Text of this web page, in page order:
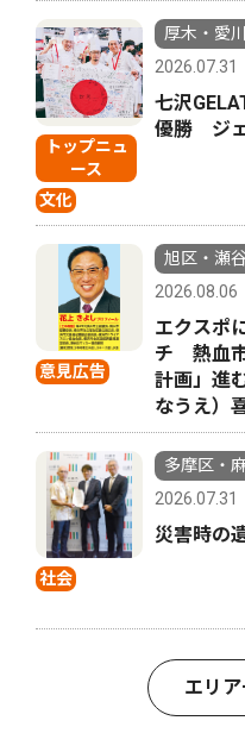
トップニュ
ース
文化
厚木・愛
2026.07.31
七沢
優勝 ジ
意見広告
旭区・瀬
2026.08.06
エクスポ
チ 熱血
計画」進
なうえ）
社会
多摩区・
2026.07.31
災害時の
エリ